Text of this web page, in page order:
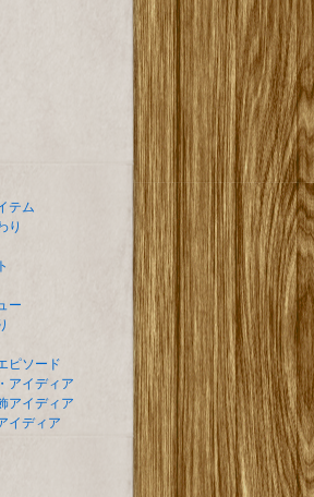
テム
り
ー
ピソード
アイディア
アイディア
イディア